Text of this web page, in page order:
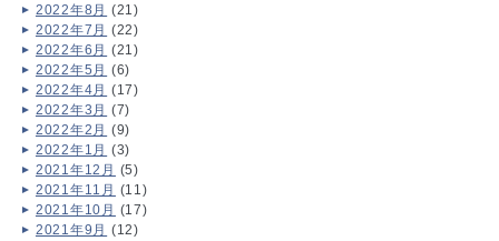
2022年8月 (21)
2022年7月 (22)
2022年6月 (21)
2022年5月 (6)
2022年4月 (17)
2022年3月 (7)
2022年2月 (9)
2022年1月 (3)
2021年12月 (5)
2021年11月 (11)
2021年10月 (17)
2021年9月 (12)